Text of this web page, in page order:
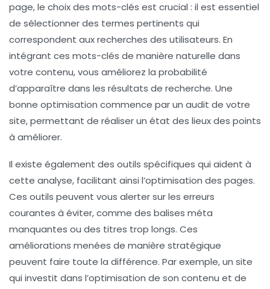
page, le choix des mots-clés est crucial : il est essentiel
de sélectionner des termes pertinents qui
correspondent aux recherches des utilisateurs. En
intégrant ces mots-clés de manière naturelle dans
votre contenu, vous améliorez la probabilité
d’apparaître dans les résultats de recherche. Une
bonne optimisation commence par un audit de votre
site, permettant de réaliser un état des lieux des points
à améliorer.
Il existe également des outils spécifiques qui aident à
cette analyse, facilitant ainsi l’optimisation des pages.
Ces outils peuvent vous alerter sur les erreurs
courantes à éviter, comme des balises méta
manquantes ou des titres trop longs. Ces
améliorations menées de manière stratégique
peuvent faire toute la différence. Par exemple, un site
qui investit dans l’optimisation de son contenu et de